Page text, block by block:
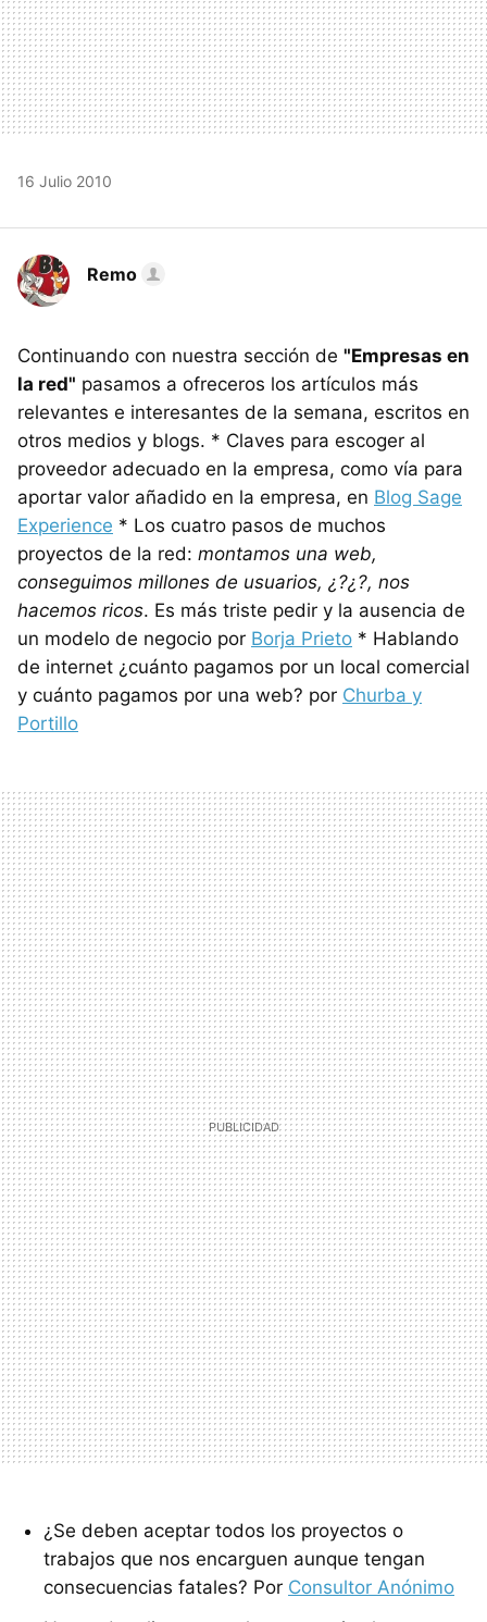
16 Julio 2010
Remo
Continuando con nuestra sección de "Empresas en
la red" pasamos a ofreceros los artículos más
relevantes e interesantes de la semana, escritos en
otros medios y blogs. * Claves para escoger al
proveedor adecuado en la empresa, como vía para
aportar valor añadido en la empresa, en Blog Sage
Experience * Los cuatro pasos de muchos
proyectos de la red: montamos una web,
conseguimos millones de usuarios, ¿?¿?, nos
hacemos ricos. Es más triste pedir y la ausencia de
un modelo de negocio por Borja Prieto * Hablando
de internet ¿cuánto pagamos por un local comercial
y cuánto pagamos por una web? por Churba y
Portillo
¿Se deben aceptar todos los proyectos o
trabajos que nos encarguen aunque tengan
consecuencias fatales? Por Consultor Anónimo